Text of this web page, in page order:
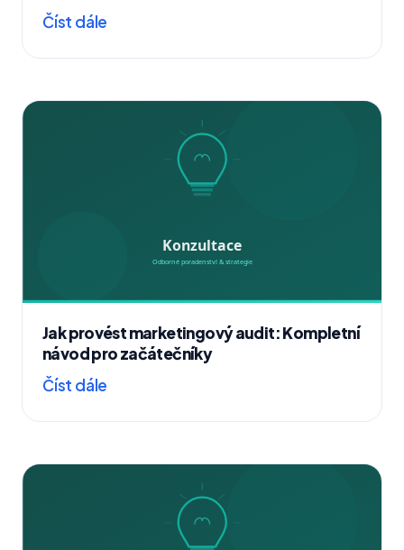
Číst dále
Jak provést marketingový audit: Kompletní
návod pro začátečníky
Číst dále